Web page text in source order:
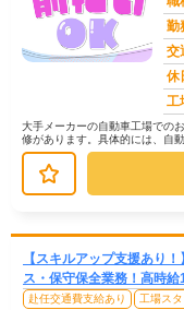
勤
交
休
工
大手メーカーの自動車工場での
修があります。具体的には、自
あります。募集状況によって作
【スキルアップ支援あり
ス・保守保全業務！高時
赴任交通費支給あり 工場ス